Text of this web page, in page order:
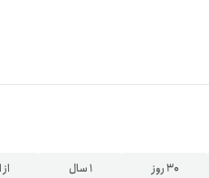
بازار تترلند
سرمایه‌گذاری آسان ۳۰ روز ۱ سال